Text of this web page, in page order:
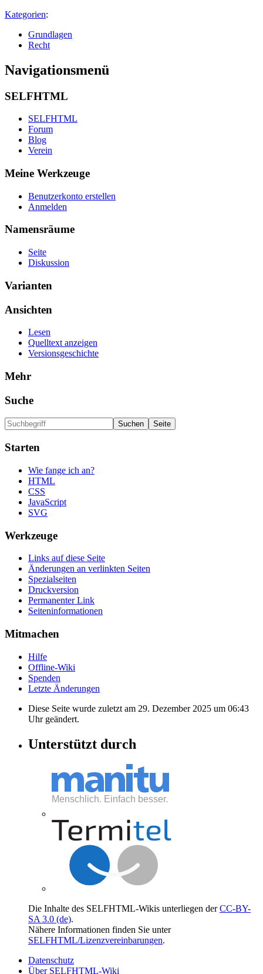
Kategorien:
Grundlagen
Recht
Navigationsmenü
SELFHTML
SELFHTML
Forum
Blog
Verein
Meine Werkzeuge
Benutzerkonto erstellen
Anmelden
Namensräume
Seite
Diskussion
Varianten
Ansichten
Lesen
Quelltext anzeigen
Versionsgeschichte
Mehr
Suche
Starten
Wie fange ich an?
HTML
CSS
JavaScript
SVG
Werkzeuge
Links auf diese Seite
Änderungen an verlinkten Seiten
Spezialseiten
Druckversion
Permanenter Link
Seiten­informationen
Mitmachen
Hilfe
Offline-Wiki
Spenden
Letzte Änderungen
Diese Seite wurde zuletzt am 29. Dezember 2025 um 06:43
Uhr geändert.
Unterstützt durch
Die Inhalte des SELFHTML-Wikis unterliegen derCC-BY-
SA 3.0 (de).
Nähere Informationen finden Sie unter
SELFHTML/Lizenzvereinbarungen.
Datenschutz
Über SELFHTML-Wiki